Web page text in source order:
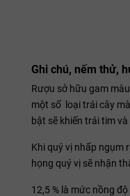
Ghi chú, nếm thử,
Rượu sở hữu gam
một số loại trái cây
bật sẽ khiến trái tim
Khi quý vị nhấp ngụm
họng quý vị sẽ nhận
12,5 % là mức nồng